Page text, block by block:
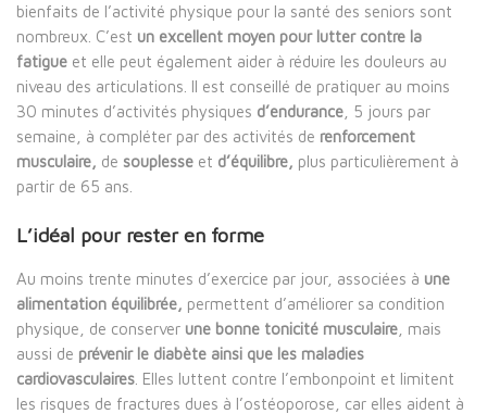
bienfaits de l’activité physique pour la santé des seniors sont
nombreux. C’est un excellent moyen pour lutter contre la
fatigue et elle peut également aider à réduire les douleurs au
niveau des articulations. Il est conseillé de pratiquer au moins
30 minutes d’activités physiques d’endurance , 5 jours par
semaine, à compléter par des activités de renforcement
musculaire, de souplesse et d’équilibre, plus particulièrement à
partir de 65 ans.
L’idéal pour rester en forme
Au moins trente minutes d’exercice par jour, associées à une
alimentation équilibrée, permettent d’améliorer sa condition
physique, de conserver une bonne tonicité musculaire , mais
aussi de prévenir le diabète ainsi que les maladies
cardiovasculaires . Elles luttent contre l’embonpoint et limitent
les risques de fractures dues à l’ostéoporose, car elles aident à